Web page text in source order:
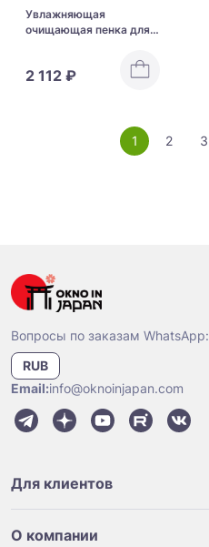
Увлажняющая
очищающая пенка для
кожи с керамидами Kao
Curel Moisturizing
2 112 ₽
1 2 3
Вопросы по заказам WhatsApp:
RUB
Email:info@oknoinjapan.com
Для клиентов
О компании